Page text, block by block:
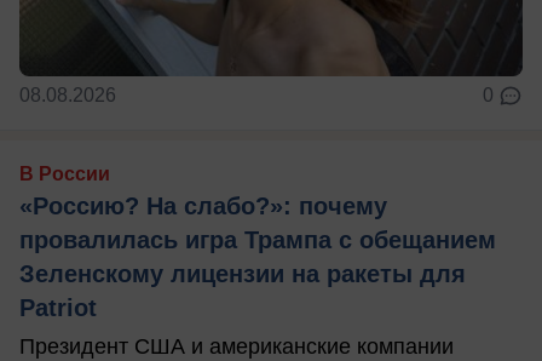
08.08.2026 0
В России
«Россию? На слабо?»: почему
провалилась игра Трампа с обещанием
Зеленскому лицензии на ракеты для
Patriot
Президент США и американские компании